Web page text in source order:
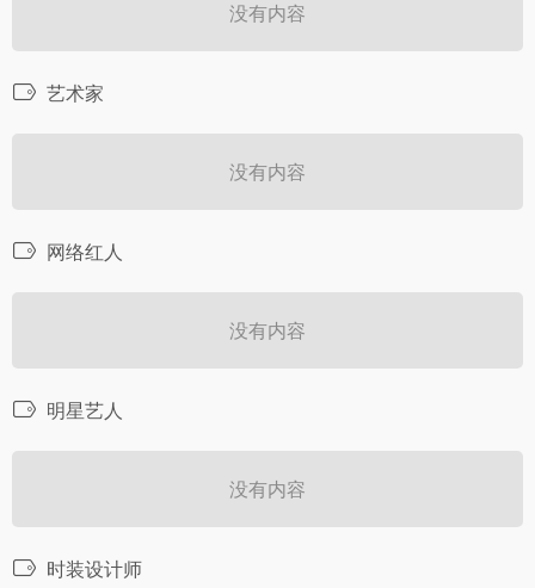
没有内容
艺术家
没有内容
网络红人
没有内容
明星艺人
没有内容
时装设计师